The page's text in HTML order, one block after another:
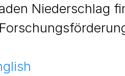
Niederschlag
und konnten
und
Abfolge der
Die vollständige